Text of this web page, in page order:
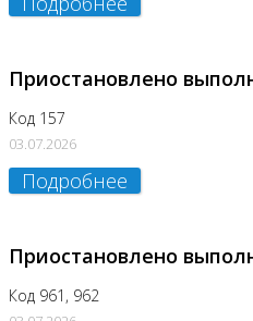
Приостановлено
Код 157
03.07.2026
Подробнее
Приостановлено
Код 961, 962